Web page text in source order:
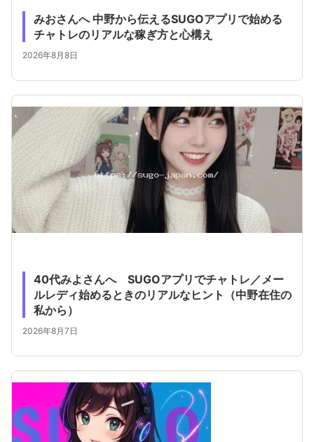
みおさんへ 中野から伝えるSUGOアプリで始める
チャトレのリアルな稼ぎ方と心構え
2026年8月8日
40代みよさんへ SUGOアプリでチャトレ／メー
ルレディ始めるときのリアルなヒント（中野在住の
私から）
2026年8月7日